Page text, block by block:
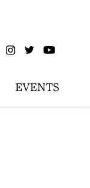
EVENTS